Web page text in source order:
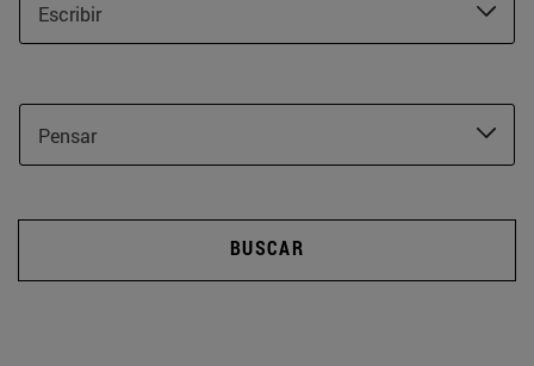
Escribir
Pensar
BUSCAR